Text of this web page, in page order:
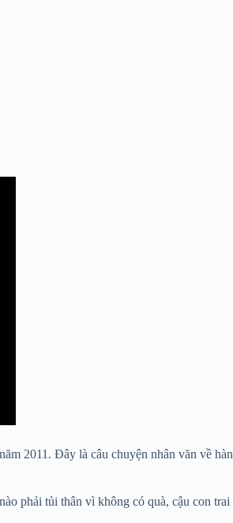
2011. Đây là câu chuyện nhân văn về
phải tủi thân vì không có quà, cậu con trai